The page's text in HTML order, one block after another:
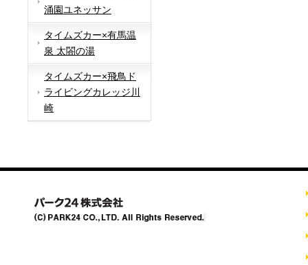
涌園ユネッサン
タイムズカー×有馬温
泉 太閤の湯
タイムズカー×飛鳥ド
ライビングカレッジ川
崎